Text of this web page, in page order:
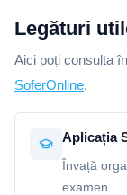
Legături
Aici poți consulta
SoferOnline.
Aplicația
Învață
examen.